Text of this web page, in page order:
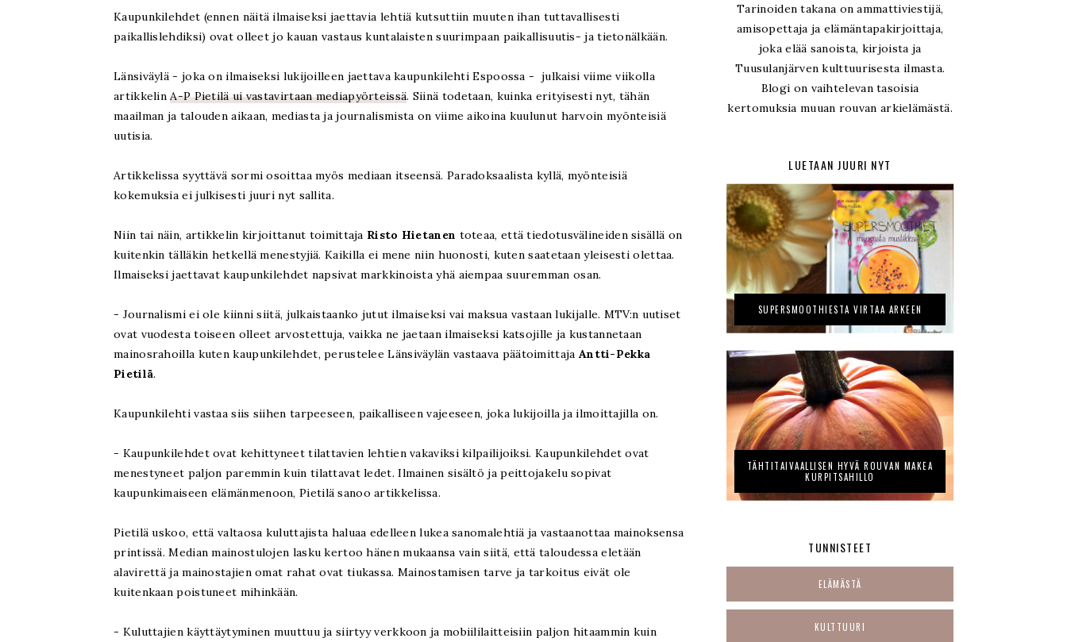
Kaupunkilehdet (ennen näitä ilmaiseksi jaettavia lehtiä kutsuttiin muuten ihan tuttavallisesti
paikallislehdiksi) ovat olleet jo kauan vastaus kuntalaisten suurimpaan paikallisuutis- ja tietonälkään.
Länsiväylä - joka on ilmaiseksi lukijoilleen jaettava kaupunkilehti Espoossa - julkaisi viime viikolla
artikkelinA-P Pietilä ui vastavirtaan mediapyörteissä. Siinä todetaan, kuinka erityisesti nyt, tähän
maailman ja talouden aikaan, mediasta ja journalismista on viime aikoina kuulunut harvoin myönteisiä
uutisia.
Artikkelissa syyttävä sormi osoittaa myös mediaan itseensä. Paradoksaalista kyllä, myönteisiä
kokemuksia ei julkisesti juuri nyt sallita.
Niin tai näin, artikkelin kirjoittanut toimittaja Risto Hietanen toteaa, että tiedotusvälineiden sisällä on
kuitenkin tälläkin hetkellä menestyjiä. Kaikilla ei mene niin huonosti, kuten saatetaan yleisesti olettaa.
Ilmaiseksi jaettavat kaupunkilehdet napsivat markkinoista yhä aiempaa suuremman osan.
- Journalismi ei ole kiinni siitä, julkaistaanko jutut ilmaiseksi vai maksua vastaan lukijalle. MTV:n uutiset
ovat vuodesta toiseen olleet arvostettuja, vaikka ne jaetaan ilmaiseksi katsojille ja kustannetaan
mainosrahoilla kuten kaupunkilehdet, perustelee Länsiväylän vastaava päätoimittaja Antti-Pekka
Pietilä.
Kaupunkilehti vastaa siis siihen tarpeeseen, paikalliseen vajeeseen, joka lukijoilla ja ilmoittajilla on.
- Kaupunkilehdet ovat kehittyneet tilattavien lehtien vakaviksi kilpailijoiksi. Kaupunkilehdet ovat
menestyneet paljon paremmin kuin tilattavat ledet. Ilmainen sisältö ja peittojakelu sopivat
kaupunkimaiseen elämänmenoon, Pietilä sanoo artikkelissa.
Pietilä uskoo, että valtaosa kuluttajista haluaa edelleen lukea sanomalehtiä ja vastaanottaa mainoksensa
printissä. Median mainostulojen lasku kertoo hänen mukaansa vain siitä, että taloudessa eletään
alavirettä ja mainostajien omat rahat ovat tiukassa. Mainostamisen tarve ja tarkoitus eivät ole
kuitenkaan poistuneet mihinkään.
- Kuluttajien käyttäytyminen muuttuu ja siirtyy verkkoon ja mobiililaitteisiin paljon hitaammin kuin
Tarinoiden takana on ammattiviestijä,
amisopettaja ja elämäntapakirjoittaja,
joka elää sanoista, kirjoista ja
Tuusulanjärven kulttuurisesta ilmasta.
Blogi on vaihtelevan tasoisia
kertomuksia muuan rouvan arkielämästä.
LUETAAN JUURI NYT
SUPERSMOOTHIESTA VIRTAA ARKEEN
TÄHTITAIVAALLISEN HYVÄ ROUVAN MAKEA
KURPITSAHILLO
TUNNISTEET
ELÄMÄSTÄ
KULTTUURI